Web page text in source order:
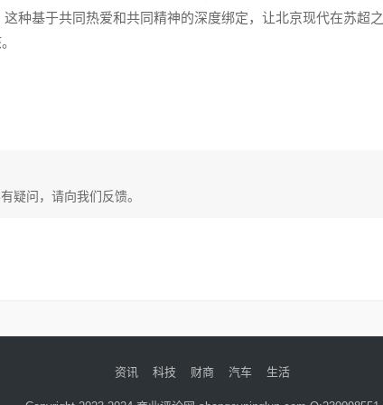
种基于共同热爱和共同精神的深度绑定，让北京现代在苏超之
疑问，请向我们反馈。
资讯 科技 财商 汽车 生活